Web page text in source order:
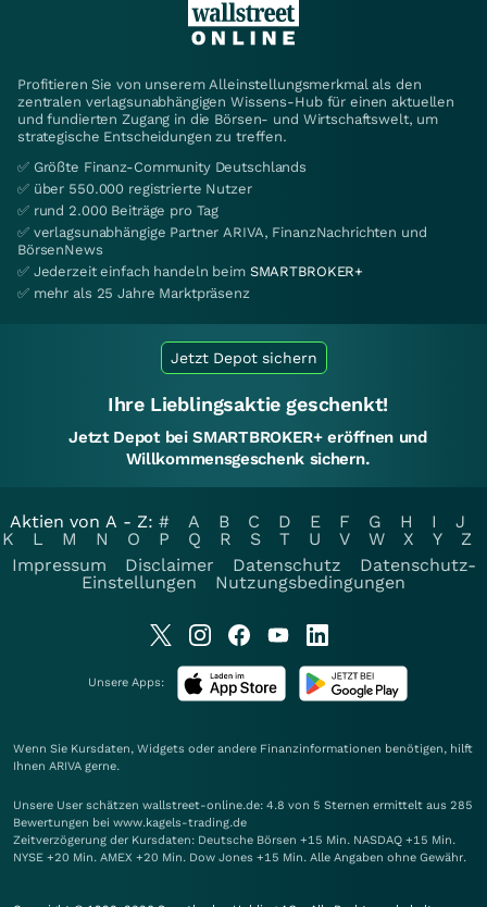
Profitieren Sie von unserem Alleinstellungsmerkmal als den
zentralen verlagsunabhängigen Wissens-Hub für einen aktuellen
und fundierten Zugang in die Börsen- und Wirtschaftswelt, um
strategische Entscheidungen zu treffen.
✅ Größte Finanz-Community Deutschlands
✅ über 550.000 registrierte Nutzer
✅ rund 2.000 Beiträge pro Tag
✅ verlagsunabhängige Partner ARIVA, FinanzNachrichten und
BörsenNews
✅ Jederzeit einfach handeln beim SMARTBROKER+
✅ mehr als 25 Jahre Marktpräsenz
Jetzt Depot sichern
Ihre Lieblingsaktie geschenkt!
Jetzt Depot bei SMARTBROKER+ eröffnen und
Willkommensgeschenk sichern.
Aktien von A - Z: # A B C D E F G H I
J
K
L M N O P Q R S T U V W X Y
Z
Impressum
Disclaimer Datenschutz
Datenschutz-
Einstellungen
Nutzungsbedingungen
Unsere Apps:
Wenn Sie Kursdaten, Widgets oder andere Finanzinformationen benötigen, hilft
Ihnen ARIVA gerne.
Unsere User schätzen wallstreet-online.de: 4.8 von 5 Sternen ermittelt aus 285
Bewertungen bei www.kagels-trading.de
Zeitverzögerung der Kursdaten: Deutsche Börsen +15 Min. NASDAQ +15 Min.
NYSE +20 Min. AMEX +20 Min. Dow Jones +15 Min. Alle Angaben ohne Gewähr.